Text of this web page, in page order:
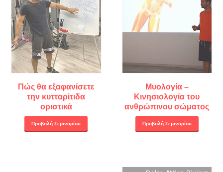
Πώς θα εξαφανίσετε
την κυτταρίτιδα
οριστικά
Προβολή Σεμιναρίου
Μυολογία –
Κινησιολογία του
ανθρώπινου σώματος
Προβολή Σεμιναρίου